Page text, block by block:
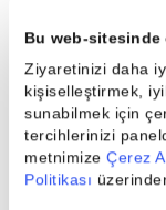
Bu web-sitesinde
Ziyaretinizi daha
kişiselleştirmek,
sunabilmek için
tercihlerinizi
metnimize Çerez
Politikası
FtaI Aviation
Nu Holdings ($NU)
Talen Energy
Echostar ($SATS)